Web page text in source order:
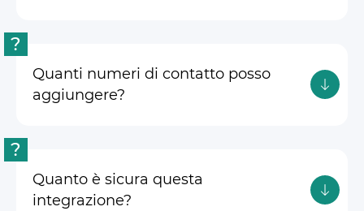
?
Quanti numeri di contatto posso
aggiungere?
?
Quanto è sicura questa
integrazione?